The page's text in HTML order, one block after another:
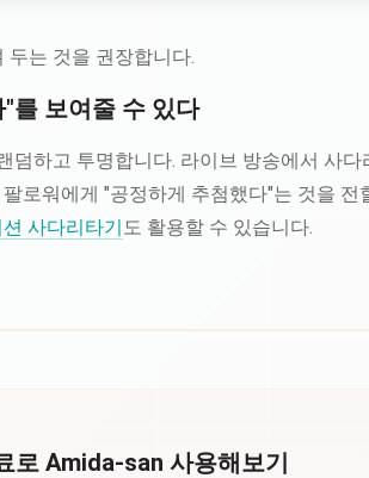
두는 것을 권장합니다.
를 보여줄 수 있다
덤하고 투명합니다. 라이브 방송에서 사
로워에게 "공정하게 추첨했다"는 것을 전
사다리타기도 활용할 수 있습니다.
로 Amida-san 사용해보기